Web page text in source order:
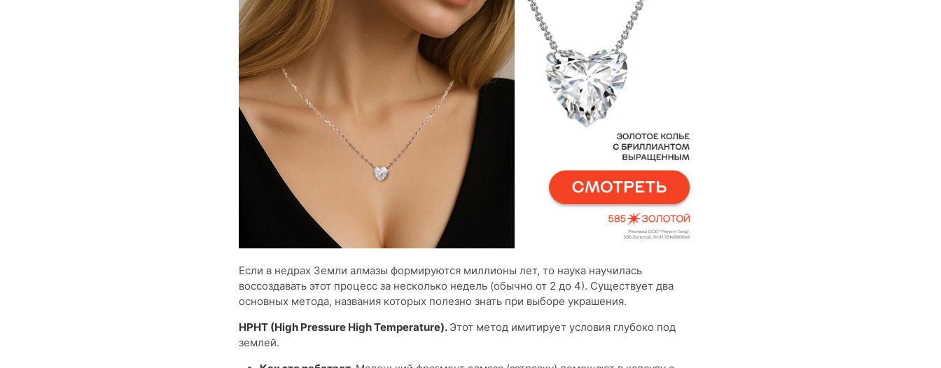
Если в недрах Земли алмазы формируются миллионы лет, то наука научилась
воссоздавать этот процесс за несколько недель (обычно от 2 до 4). Существует два
основных метода, названия которых полезно знать при выборе украшения.
HPHT (High Pressure High Temperature). Этот метод имитирует условия глубоко под
землей.